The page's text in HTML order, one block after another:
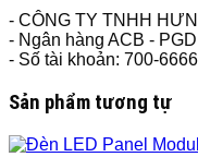
- CÔNG TY TNHH
- Ngân hàng ACB -
- Số tài khoản: 700-
Sản phẩm tương tự